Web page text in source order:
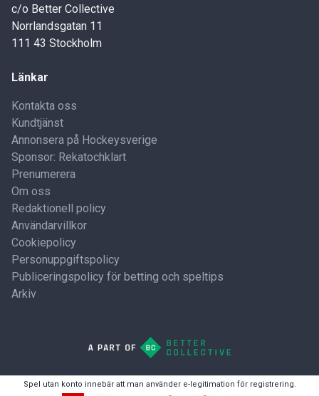
c/o Better Collective
Norrlandsgatan 11
111 43 Stockholm
Länkar
Kontakta oss
Kundtjänst
Annonsera på Hockeysverige
Sponsor: Rekatochklart
Prenumerera
Om oss
Redaktionell policy
Användarvillkor
Cookiepolicy
Personuppgiftspolicy
Publiceringspolicy för betting och speltips
Arkiv
Spel utan konto innebär att man använder e-legitimation för registrering.